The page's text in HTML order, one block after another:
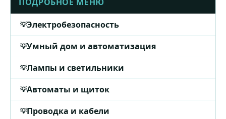
ПОДРОБНОЕ МЕНЮ
Электробезопасность
Умный дом и автоматизация
Лампы и светильники
Автоматы и щиток
Проводка и кабели